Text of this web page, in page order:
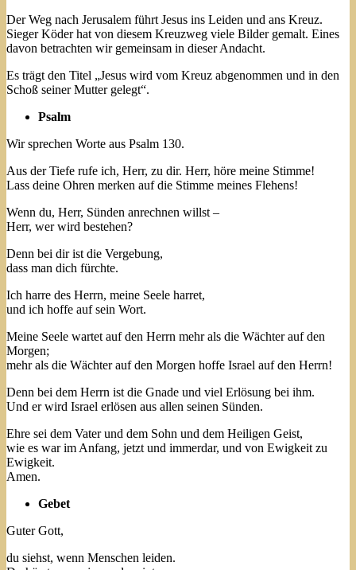
Der Weg nach Jerusalem führt Jesus ins Leiden und ans Kreuz.
Sieger Köder hat von diesem Kreuzweg viele Bilder gemalt. Eines
davon betrachten wir gemeinsam in dieser Andacht.
Es trägt den Titel „Jesus wird vom Kreuz abgenommen und in den
Schoß seiner Mutter gelegt“.
Psalm
Wir sprechen Worte aus Psalm 130.
Aus der Tiefe rufe ich, Herr, zu dir. Herr, höre meine Stimme!
Lass deine Ohren merken auf die Stimme meines Flehens!
Wenn du, Herr, Sünden anrechnen willst –
Herr, wer wird bestehen?
Denn bei dir ist die Vergebung,
dass man dich fürchte.
Ich harre des Herrn, meine Seele harret,
und ich hoffe auf sein Wort.
Meine Seele wartet auf den Herrn mehr als die Wächter auf den
Morgen;
mehr als die Wächter auf den Morgen hoffe Israel auf den Herrn!
Denn bei dem Herrn ist die Gnade und viel Erlösung bei ihm.
Und er wird Israel erlösen aus allen seinen Sünden.
Ehre sei dem Vater und dem Sohn und dem Heiligen Geist,
wie es war im Anfang, jetzt und immerdar, und von Ewigkeit zu
Ewigkeit.
Amen.
Gebet
Guter Gott,
du siehst, wenn Menschen leiden.